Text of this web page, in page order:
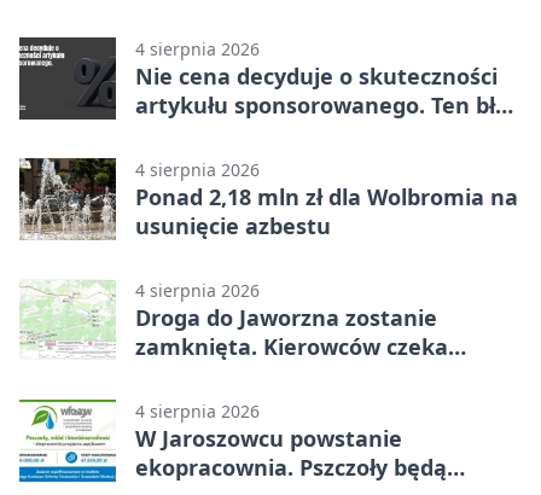
4 sierpnia 2026
Nie cena decyduje o skuteczności
artykułu sponsorowanego. Ten błąd
4 sierpnia 2026
Ponad 2,18 mln zł dla Wolbromia na
usunięcie azbestu
4 sierpnia 2026
Droga do Jaworzna zostanie
zamknięta. Kierowców czeka
4 sierpnia 2026
W Jaroszowcu powstanie
ekopracownia. Pszczoły będą